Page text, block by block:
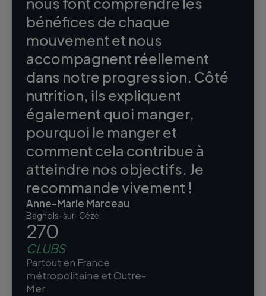
bénéfices de chaque
mouvement et nous
accompagnent réellement
dans notre progression. Côté
nutrition, ils expliquent
également quoi manger,
pourquoi le manger et
comment cela contribue à
atteindre nos objectifs. Je
recommande vivement !
Anne-Marie Marceau
Bagnols-sur-Cèze
270
CLUBS
Partout en France
métropolitaine et Outre-
Mer